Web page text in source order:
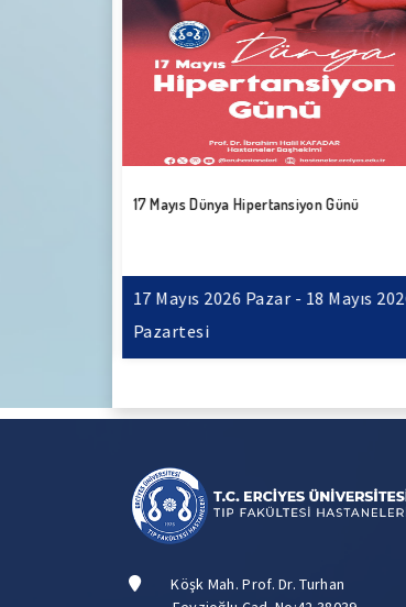
17 Mayıs Dünya Hipertansiyon Günü
17 Mayıs 2026 Pazar - 18 Mayıs 2026
Pazartesi
Köşk Mah. Prof. Dr. Turhan